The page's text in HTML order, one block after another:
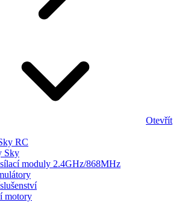
Otevřít
RC
Sky
moduly 2.4GHz/868MHz
motory